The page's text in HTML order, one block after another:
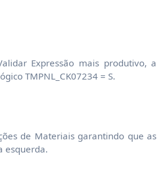
Expressão mais produtivo, a
TMPNL_CK07234 = S.
de Materiais garantindo que as
esquerda.